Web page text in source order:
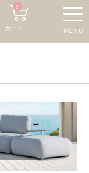
MENU
カート
0